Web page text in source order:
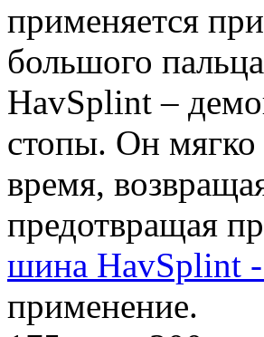
применяется
большого
HavSplint –
стопы. Он мягко
время,
предотвращая
шина HavSplint -
применение.